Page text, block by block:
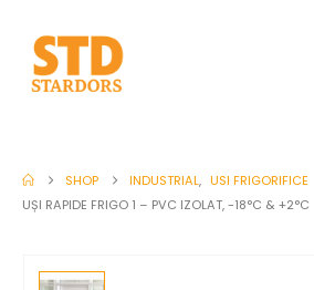
SHOP INDUSTRIAL, USI FRIGORIFICE
UȘI RAPIDE FRIGO 1 – PVC IZOLAT, -18°C & +2°C